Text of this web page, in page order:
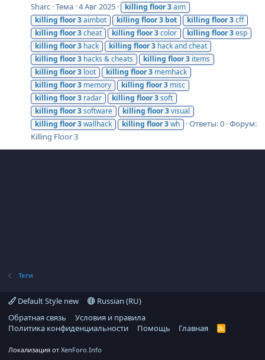
Sharc Тема 4 Авг 2025 killing floor3aim
killing floor3aimbot killing floor3 bot killing floor3cff
killing floor3cheat killing floor3color killing floor3esp
killing floor3 hack killing floor3 hack and cheat
killing floor3 hacks & cheats killing floor3 items
killing floor3 loot killing floor3 memhack
killing floor3 memory killing floor3 misc
killing floor3 radar killing floor3soft
killing floor3software killing floor3visual
killing floor3wallhack killing floor3wh Ответы: 0 Форум:
Killing Floor 3
Теги
Default Style new
Russian (RU)
Обратная связь
Условия и правила
Политика конфиденциальности
Помощь Главная
R
Локализация от XenForo.Info